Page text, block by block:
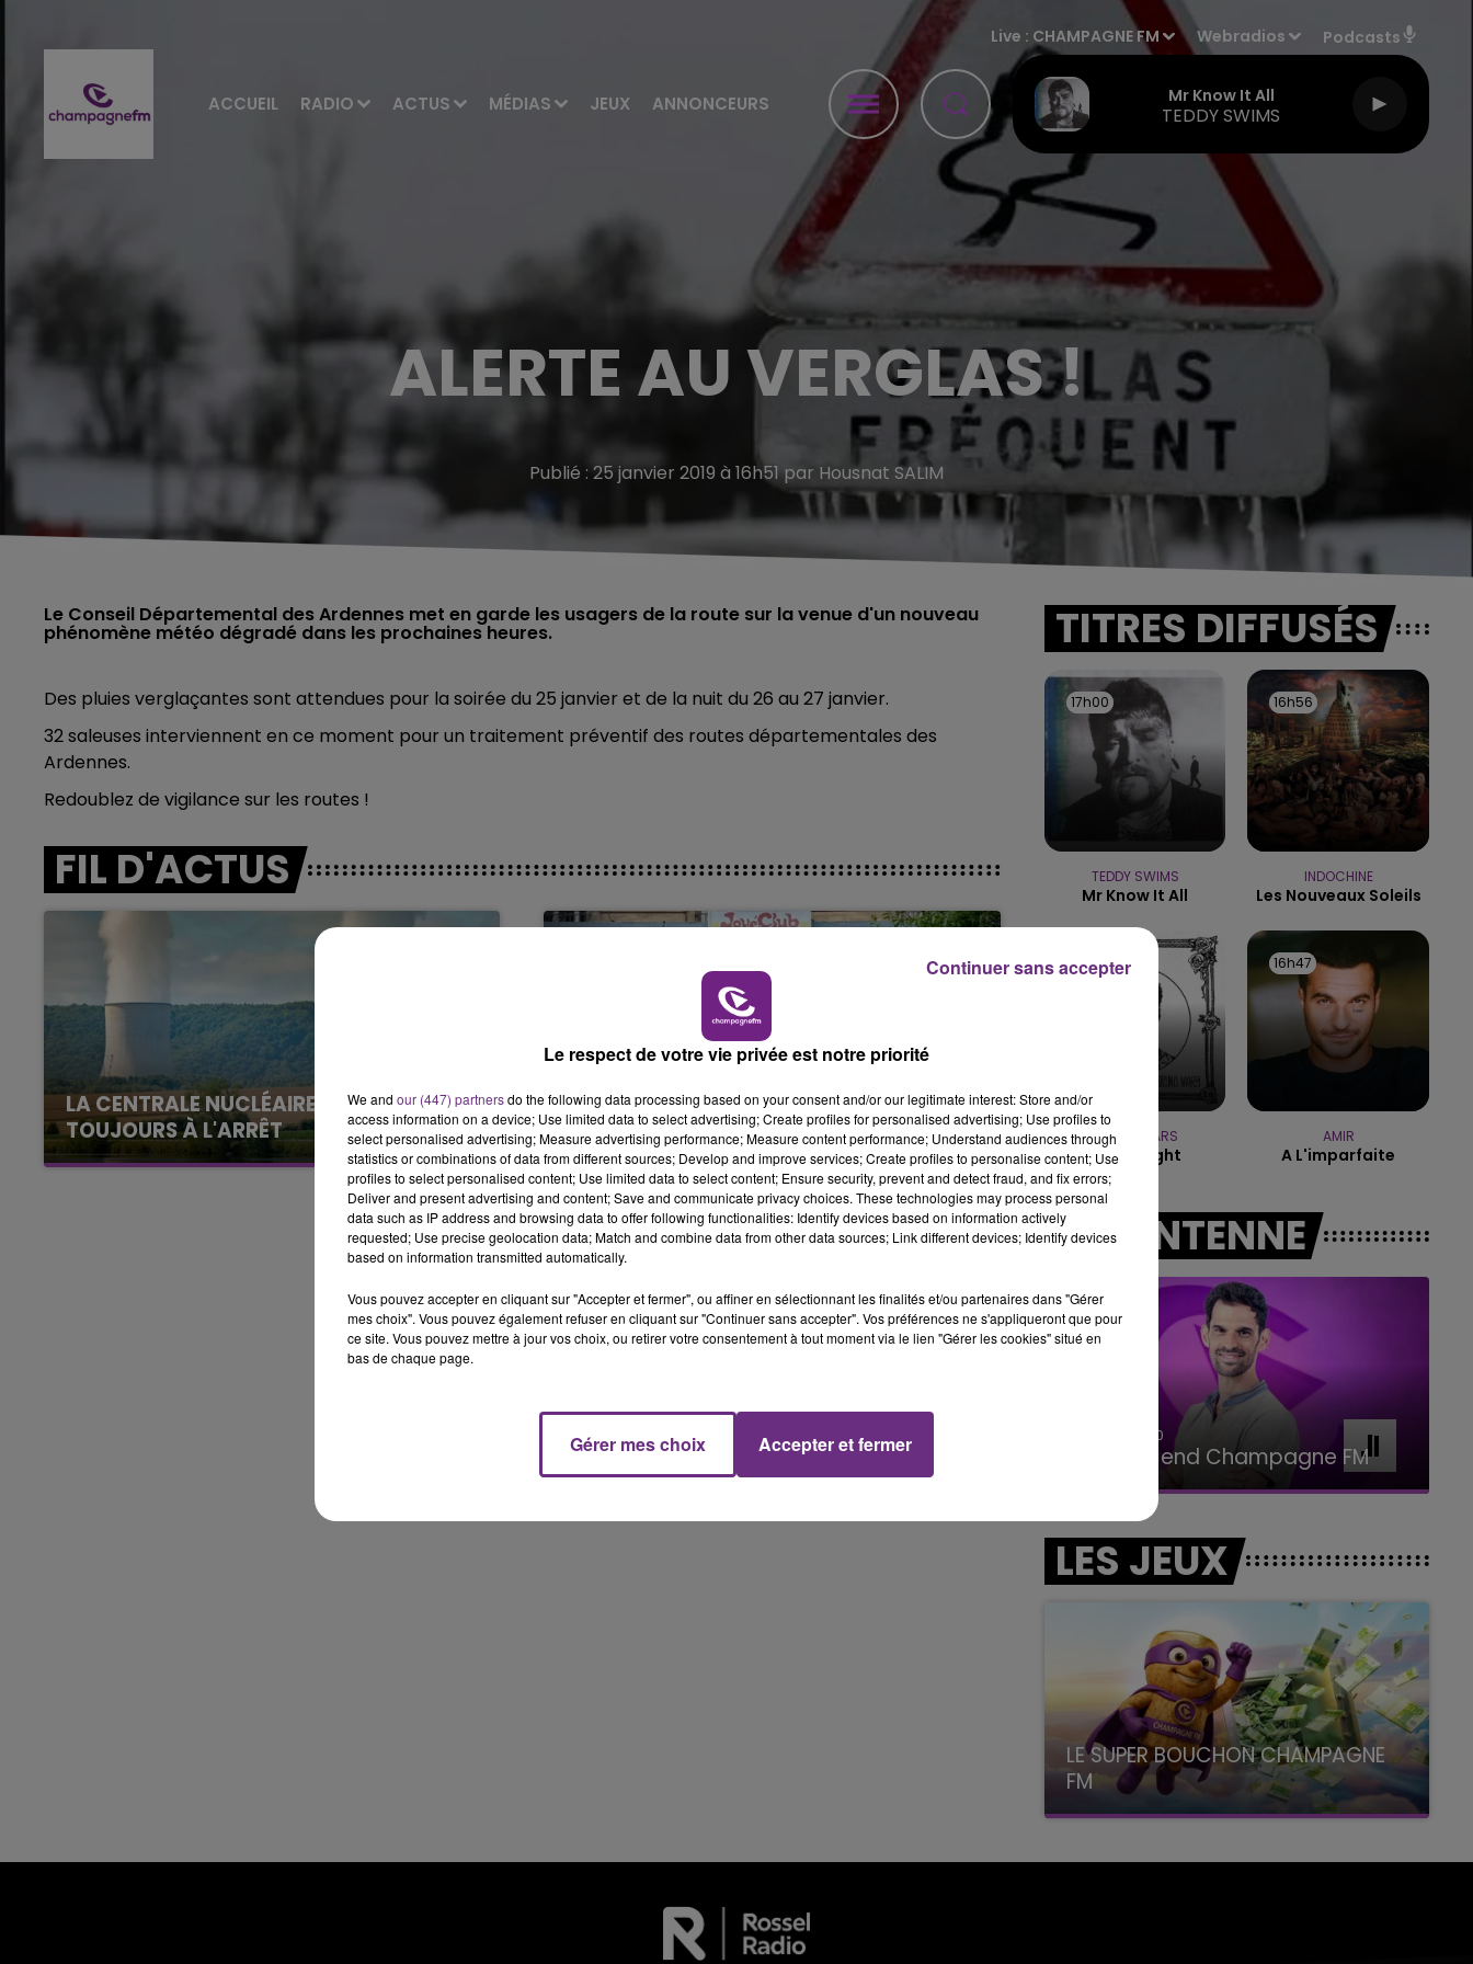
ACCUEIL RADIO ACTUS MÉDIAS JEUX ANNONCEURS
Live : CHAMPAGNE FM Webradios Podcasts
Mr Know It All
TEDDY SWIMS
16h00 - 20h00
LE WEEK-END CHAMPAGNE FM BEST OF
11h00 - 16h00
LE WEEK-END CHAMPAGNE FM
ALERTE AU VERGLAS !
Publié : 25 janvier 2019 à 16h51 par Housnat SALIM
Le Conseil Départemental des Ardennes met en garde les usagers de la route sur la venue d'un nouveau
phénomène météo dégradé dans les prochaines heures.
Des pluies verglaçantes sont attendues pour la soirée du 25 janvier et de la nuit du 26 au 27 janvier.
32 saleuses interviennent en ce moment pour un traitement préventif des routes départementales des
Ardennes.
Redoublez de vigilance sur les routes !
FIL D'ACTUS
LA CENTRALE NUCLÉAIRE DE CHOOZ
TOUJOURS À L'ARRÊT
Cela fait déjà une semaine que la centrale
nucléaire ardennaise est à l'arrêt. Une situation
justifiée par la sécheresse intense qui est
LE MAGASIN JOUÉCLUB DE REIMS FERME
SES PORTES
C'était l'une des institutions du centre-ville
rémois. Le magasin JouéClub est contraint de
fermer ses portes.
TITRES DIFFUSÉS
17h00
17h00
TEDDY SWIMS
Mr Know It All
16h56
16h56
INDOCHINE
Les Nouveaux Soleils
16h53
16h53
BRUNO MARS
I Just Might
16h47
16h47
AMIR
A L'imparfaite
A L'ANTENNE
11h00 - 16h00
Le week-end Champagne FM
16h00 - 20h00
Le Week-end Champagne FM
LES JEUX
LE SUPER BOUCHON CHAMPAGNE
FM
avec La Famille Champagne FM, à 8H10
Le respect de votre vie privée est notre priorité
We and our (447) partnersdo the following data processing based on your consent and/or our legitimate interest: Store and/or
access information on a device; Use limited data to select advertising; Create profiles for personalised advertising; Use profiles to
select personalised advertising; Measure advertising performance; Measure content performance; Understand audiences through
statistics or combinations of data from different sources; Develop and improve services; Create profiles to personalise content; Use
profiles to select personalised content; Use limited data to select content; Ensure security, prevent and detect fraud, and fix errors;
Deliver and present advertising and content; Save and communicate privacy choices. These technologies may process personal
data such as IP address and browsing data to offer following functionalities: Identify devices based on information actively
requested; Use precise geolocation data; Match and combine data from other data sources; Link different devices; Identify devices
based on information transmitted automatically.
Vous pouvez accepter en cliquant sur "Accepter et fermer", ou affiner en sélectionnant les finalités et/ou partenaires dans "Gérer
mes choix". Vous pouvez également refuser en cliquant sur "Continuer sans accepter". Vos préférences ne s'appliqueront que pour
ce site. Vous pouvez mettre à jour vos choix, ou retirer votre consentement à tout moment via le lien "Gérer les cookies" situé en
bas de chaque page.
Gérer mes choix Accepter et fermer
Continuer sans accepter